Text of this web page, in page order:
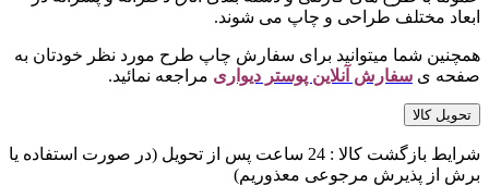
ابعاد مختلف طراحی و چاپ می شوند.
همچنین شما میتوانید برای سفارش چاپ طرح مورد نظر خودتان به
صفحه ی سفارش آنلاین پوستر دیواری مراجعه نمائید.
تحویل کالا
شرایط بازگشت کالا : 24 ساعت پس از تحویل (در صورت استفاده یا
برش از پذیرش مرجوعی معذوریم)